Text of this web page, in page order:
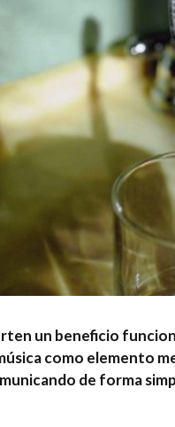
un beneficio
como elemento
de forma